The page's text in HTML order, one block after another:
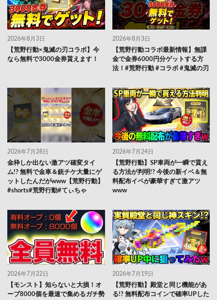
2026年8月3日
【荒野行動×鬼滅の刃コラボ】今
なら無料で3000金券貰えます！
2026年8月3日
【荒野行動コラボ最新情報】無課
金で金券6000円分ゲットする方
法！#荒野行動 #コラボ #鬼滅の刃
2026年7月28日
金枠しか出ない激アツ確変タイ
ム!? 無料で金車＆銃チケ大量にゲ
ットしたんだがwww【荒野行動】
#shorts#荒野行動#てぃちゃ
2026年7月24日
【荒野行動】SP車両が一瞬で貰え
る方法が判明!? 今後の新イベ＆無
料配布イベが豪華すぎて激アツ
www
2026年7月22日
【モンスト】知らないと大損！オ
ーブ8000個を最速で集めるガチ勢
2026年7月19日
【荒野行動】殿堂と同じ機能があ
る!? 無料配布コインで確率UPした